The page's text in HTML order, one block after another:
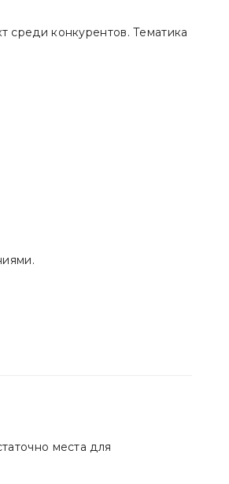
среди конкурентов. Тематика
места для